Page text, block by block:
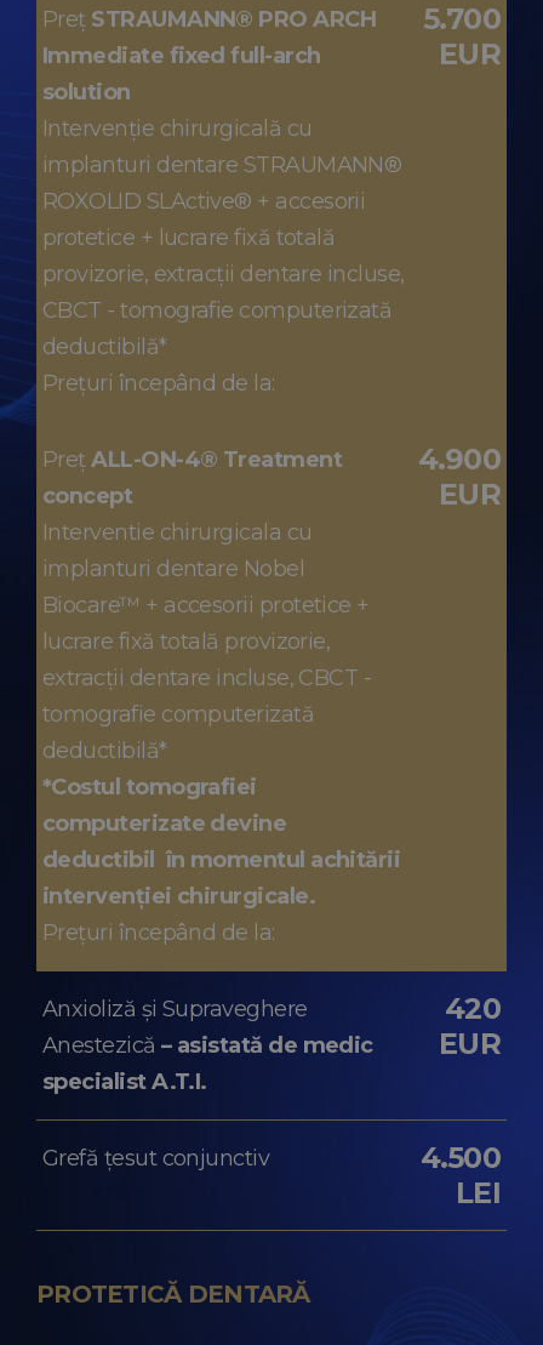
Preț STRAUMANN® PRO ARCH
Immediate fixed full-arch
solution
Intervenție chirurgicală cu
implanturi dentare STRAUMANN®
ROXOLID SLActive® + accesorii
protetice + lucrare fixă totală
provizorie, extracții dentare incluse,
CBCT - tomografie computerizată
deductibilă*
Prețuri începând de la:
5.700
EUR
PrețALL-ON-4® Treatment
concept
Interventie chirurgicala cu
implanturi dentare Nobel
Biocare™ + accesorii protetice +
lucrare fixă totală provizorie,
extracții dentare incluse, CBCT -
tomografie computerizată
deductibilă*
*Costul tomografiei
computerizate devine
deductibil în momentul achitării
intervenției chirurgicale.
Prețuri începând de la:
4.900
EUR
Anxioliză și Supraveghere
Anestezică– asistată de medic
specialist A.T.I.
420
EUR
Grefă țesut conjunctiv
4.500
LEI
PROTETICĂ DENTARĂ